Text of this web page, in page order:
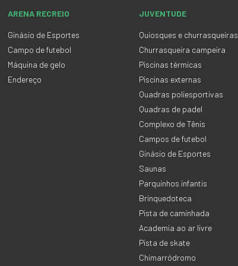
ARENA RECREIO
Ginásio de Esportes
Campo de futebol
Máquina de gelo
Endereço
JUVENTUDE
Quiosques e churrasqueiras
Churrasqueira campeira
Piscinas térmicas
Piscinas externas
Quadras poliesportivas
Quadras de padel
Complexo de Tênis
Campos de futebol
Ginásio de Esportes
Saunas
Parquinhos infantis
Brinquedoteca
Pista de caminhada
Academia ao ar livre
Pista de skate
Chimarródromo